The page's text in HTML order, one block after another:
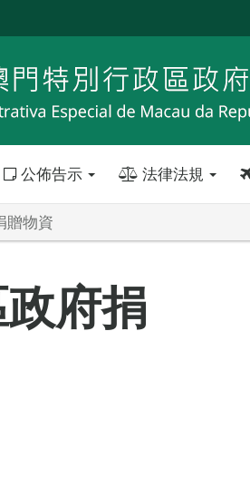
公佈告示 法律法規
贈物資
府捐